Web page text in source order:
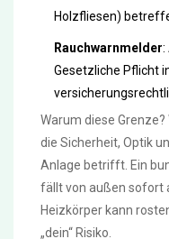
Holzfliesen)
Rauchwarnmelder:
Gesetzliche Pflicht
Warum diese
die Sicherheit, Optik
Anlage betrifft. Ein
fällt von außen sofort
Heizkörper kann
„dein“ Risiko.